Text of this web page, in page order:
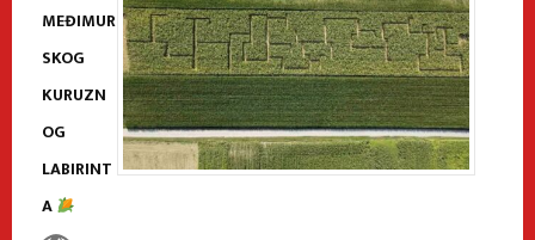
MEĐIMUR
SKOG
KURUZN
OG
LABIRINT
A